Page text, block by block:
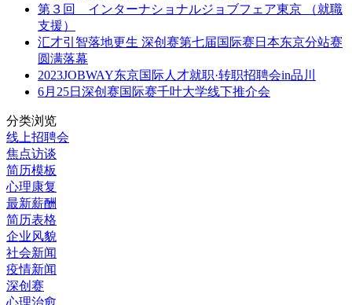
第３回 インターナショナルジョブフェア東京 （就職
支援）
汇才引智落地更生 深创赛第七届国际赛日本东京分站赛
圆满落幕
2023JOBWAY东京国际人才就职·转职招聘会in品川
6月25日深创赛国际赛千叶大学线下推介会
分类浏览
线上招聘会
焦点访谈
简历模板
心理康复
最新薪酬
简历表格
企业风貌
社会新闻
疫情新闻
深创赛
心理治愈